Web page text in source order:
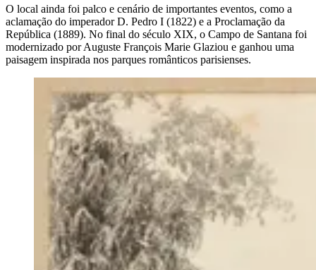
O local ainda foi palco e cenário de importantes eventos, como a
aclamação do imperador D. Pedro I (1822) e a Proclamação da
República (1889). No final do século XIX, o Campo de Santana foi
modernizado por Auguste François Marie Glaziou e ganhou uma
paisagem inspirada nos parques românticos parisienses.